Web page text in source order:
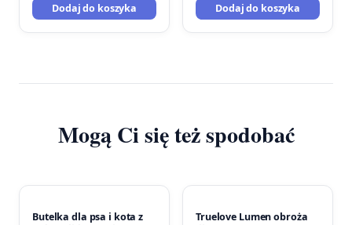
Dodaj do koszyka Dodaj do koszyka
Mogą Ci się też spodobać
PROMOCJA
Butelka dla psa i kota z
Truelove Lumen obroża